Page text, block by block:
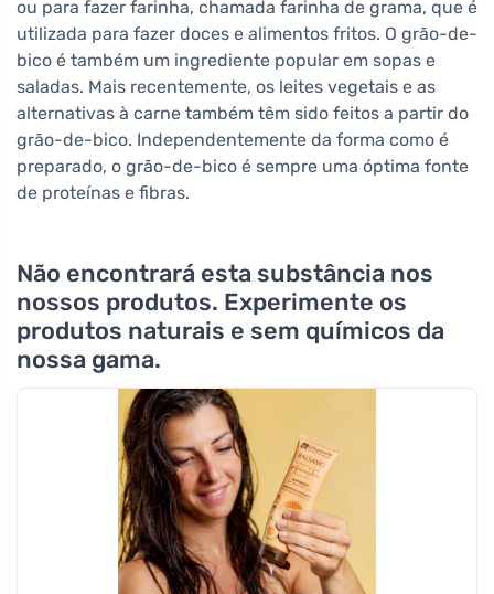
ou para fazer farinha, chamada farinha de grama, que é
utilizada para fazer doces e alimentos fritos. O grão-de-
bico é também um ingrediente popular em sopas e
saladas. Mais recentemente, os leites vegetais e as
alternativas à carne também têm sido feitos a partir do
grão-de-bico. Independentemente da forma como é
preparado, o grão-de-bico é sempre uma óptima fonte
de proteínas e fibras.
Não encontrará esta substância nos
nossos produtos. Experimente os
produtos naturais e sem químicos da
nossa gama.